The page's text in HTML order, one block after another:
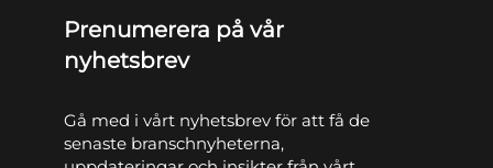
Prenumerera på vår
nyhetsbrev
Gå med i vårt nyhetsbrev för att få de
senaste branschnyheterna,